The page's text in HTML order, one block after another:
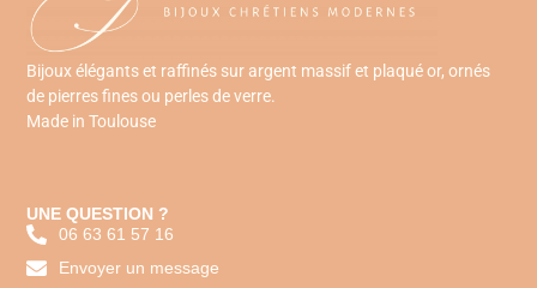
Bijoux élégants et raffinés sur argent massif et plaqué or, ornés
de pierres fines ou perles de verre.
Made in Toulouse
UNE QUESTION ?
06 63 61 57 16
Envoyer un message